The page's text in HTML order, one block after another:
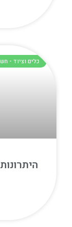
כלים וציוד -